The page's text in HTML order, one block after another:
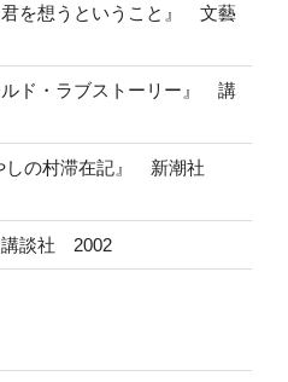
を想うということ』 文藝
ド・ラブストーリー』 講
しの村滞在記』 新潮社
談社 2002